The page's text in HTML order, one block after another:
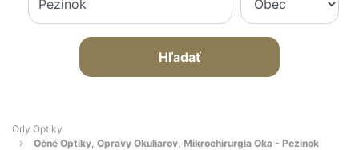
Hľadať
Orly Optiky
Očné Optiky, Opravy Okuliarov, Mikrochirurgia Oka - Pezinok